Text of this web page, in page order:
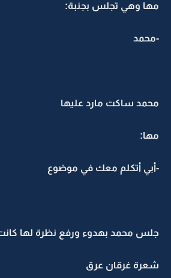
مها وهي تجلس بجنبة:
-محمد
محمد ساكت مارد عليها
مها:
-أبي أتكلم معك في موضوع
جلس محمد بهدوء ورفع نظرة لها كانت
شعرة غرقان عرق